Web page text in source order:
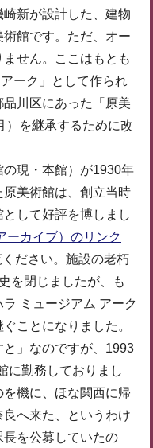
新が設計した、建物
館です。ただ、オー
せん。ここはもとも
ーク」として作られ
川区にあった「原美
）を継承するために改
現・本館）が1930年
美術館は、創立当時
して好評を博しまし
ーカイブ）のリンク
ださい。施設の老朽
を閉じましたが、も
ミュージアム アーク
ことになりました。
」なのですが、1993
に勤務しておりまし
機に、ほな関西に帰
へ来た、というわけ
を公募していたの